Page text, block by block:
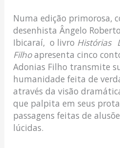
Numa edição primorosa,
desenhista Ângelo
Ibicaraí, o livro Histórias
Filhoapresenta cinco
Adonias Filho transmite
humanidade feita de
através da visão
que palpita em seus
passagens feitas de
lúcidas.